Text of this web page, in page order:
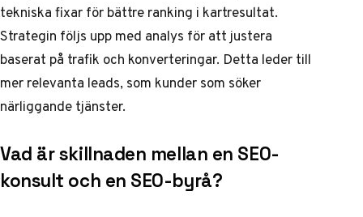
tekniska fixar för bättre ranking i kartresultat.
Strategin följs upp med analys för att justera
baserat på trafik och konverteringar. Detta leder till
mer relevanta leads, som kunder som söker
närliggande tjänster.
Vad är skillnaden mellan en SEO-
konsult och en SEO-byrå?